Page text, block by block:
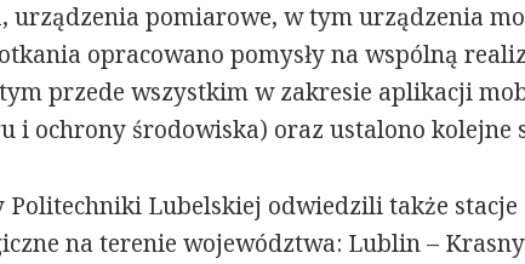
urządzenia pomiarowe, w tym urządzenia
opracowano pomysły na wspólną
przede wszystkim w zakresie aplikacji
i ochrony środowiska) oraz ustalono kolejne
Politechniki Lubelskiej odwiedzili także stacje
na terenie województwa: Lublin –